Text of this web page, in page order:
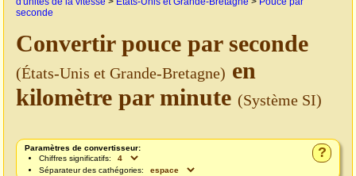
seconde
Convertir pouce par seconde
(États-Unis et Grande-Bretagne) en
kilomètre par minute (Système SI)
?
Paramètres de convertisseur:
Chiffres significatifs:
Séparateur des cathégories: